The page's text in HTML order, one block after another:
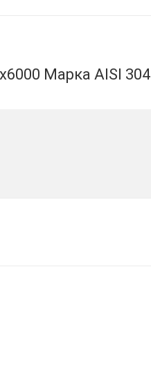
Марка AISI 304